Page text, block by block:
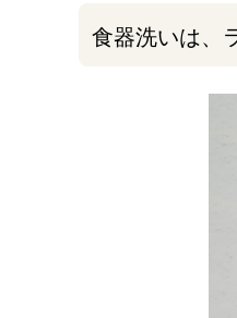
食器洗いは、